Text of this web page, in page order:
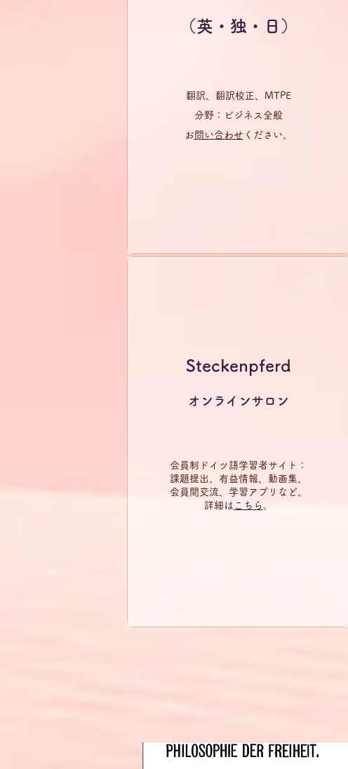
（英・独・日）
翻訳、翻訳校正、MTPE
分野：​ビジネス全般
​ お問い合わせ ください。
Steckenpferd
オンラインサロン
会員制ドイツ語学習者サイト：
課題提出、有益情報、動画集、
会員間交流、学習アプリなど。
​詳細は こちら 。